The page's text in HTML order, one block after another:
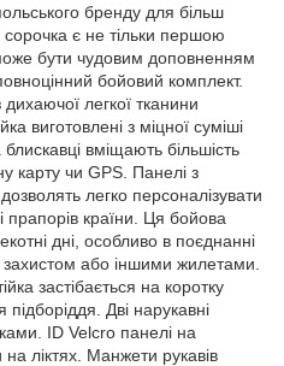
бренду для більш
є не тільки першою
бути чудовим доповненням
бойовий комплект.
легкої тканини
виготовлені з міцної суміші
вміщають більшість
карту чи GPS. Панелі з
легко персоналізувати
країни. Ця бойова
дні, особливо в поєднанні
або іншими жилетами.
застібається на коротку
підборіддя. Дві нарукавні
ID Velcro панелі на
ліктях. Манжети рукавів